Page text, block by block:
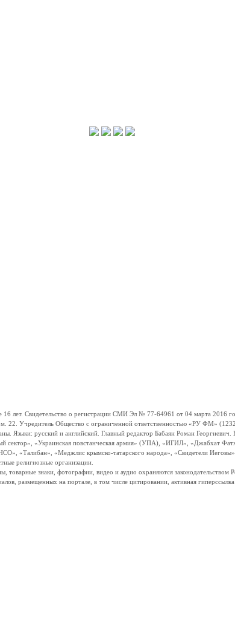
Свидетельство о регистрации СМИ Эл № 77-64961 от 04 марта 2016
22. Учредитель Общество с ограниченной ответственностью «РУ ФМ»
Языки: русский и английский. Главный редактор Бабаян Роман
сектор», «Украинская повстанческая армия» (УПА), «ИГИЛ», «Джабхат
«Талибан», «Меджлис крымско-татарского народа», «Свидетели
религиозные организации.
товарные знаки, фотографии, видео и аудио охраняются
размещенных на портале, в том числе цитировании, активная